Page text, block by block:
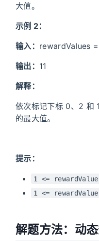
大值。
示例 2：
输入： rewardValues
输出： 11
解释：
依次标记下标 0、2 和
的最大值。
提示：
1 <=
1 <=
解题方法：动